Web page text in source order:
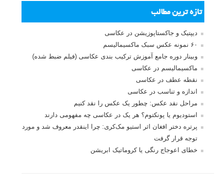
تازه ترین مطالب
دیپتیک و جاکستا‌پوزیشن در عکاسی
۶۰ نمونه عکس سبک ماکسیمالیسم
وبینار دوره جامع آموزش ترکیب بندی عکاسی (فیلم ضبط شده)
ماکسیمالیسم در عکاسی
نقطه عطف در عکاسی
اندازه و تناسب در عکاسی
مراحل نقد عکس: چطور یک عکس را نقد کنیم
استودیوم یا پونکتوم؟ هر یک در عکاسی چه مفهومی دارند
پرتره دختر افغان اثر استیو مک‌کری: چرا اینقدر معروف شد و مورد
توجه قرار گرفت
خطای اعوجاج رنگی یا کروماتیک ابریشن